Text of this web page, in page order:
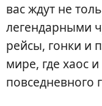
вас ждут не
легендарными
рейсы, гонки и
мире, где хаос
повседневного